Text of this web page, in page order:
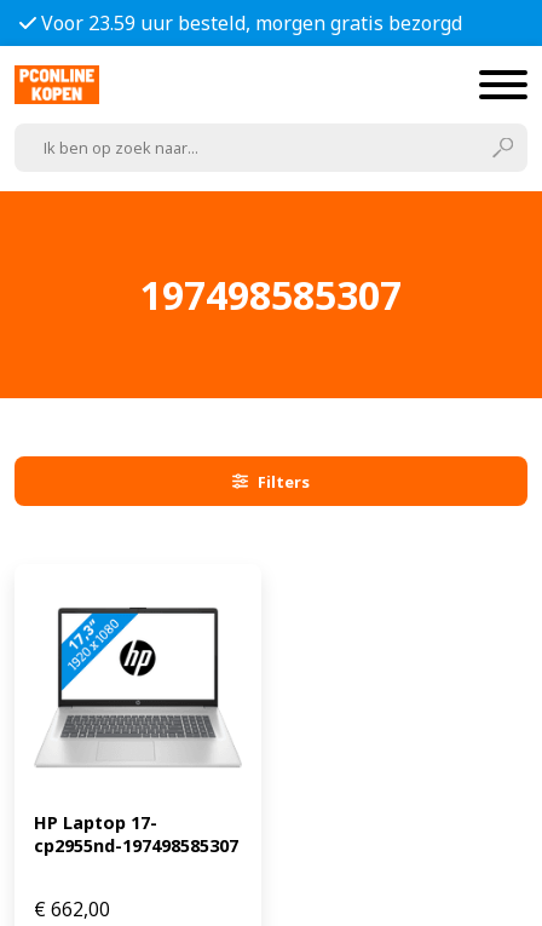
Voor 23.59 uur besteld, morgen gratis bezorgd
197498585307
Filters
HP Laptop 17-
cp2955nd-197498585307
€662,00